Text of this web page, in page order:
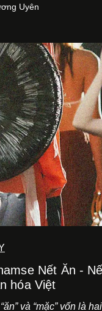
Uyên
Nết Ăn -
hóa Việt
và “mặc” vốn là